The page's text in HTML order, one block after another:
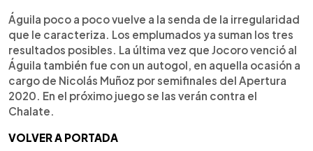
Águila poco a poco vuelve a la senda de la irregularidad
que le caracteriza. Los emplumados ya suman los tres
resultados posibles. La última vez que Jocoro venció al
Águila también fue con un autogol, en aquella ocasión a
cargo de Nicolás Muñoz por semifinales del Apertura
2020. En el próximo juego se las verán contra el
Chalate.
VOLVER A PORTADA